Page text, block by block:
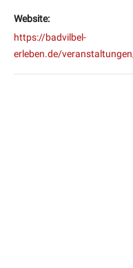
Website:
https://badvilbel-
erleben.de/